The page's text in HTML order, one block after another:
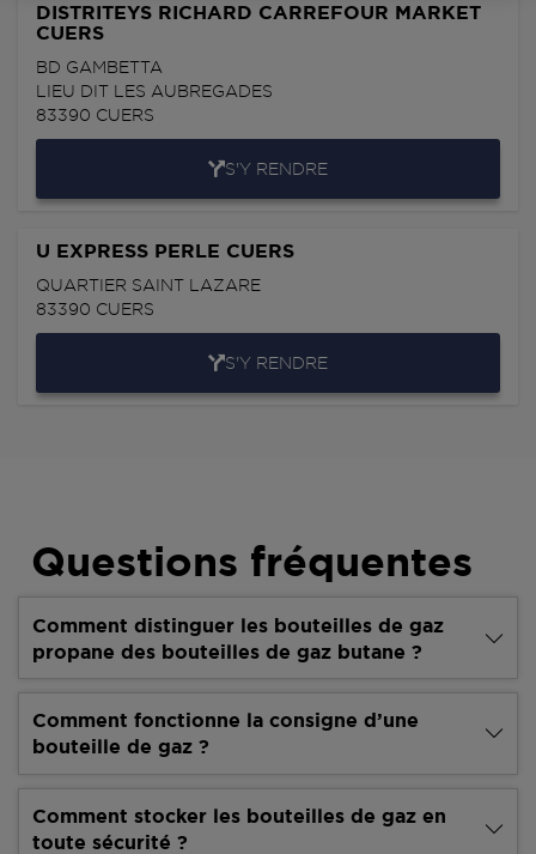
DISTRITEYS RICHARD CARREFOUR MARKET
CUERS
BD GAMBETTA
LIEU DIT LES AUBREGADES
83390 CUERS
S'Y RENDRE
U EXPRESS PERLE CUERS
QUARTIER SAINT LAZARE
83390 CUERS
S'Y RENDRE
Questions fréquentes
Comment distinguer les bouteilles de gaz
propane des bouteilles de gaz butane ?
Comment fonctionne la consigne d’une
bouteille de gaz ?
Comment stocker les bouteilles de gaz en
toute sécurité ?